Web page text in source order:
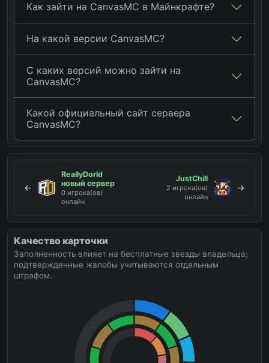
Как зайти на CanvasMC в Майнкрафте?
На какой версии CanvasMC?
С каких версий можно зайти на
CanvasMC?
Какой официальный сайт сервера
CanvasMC?
←
ReallyDorld
новый сервер
0 игрока(ов)
онлайн
JustChill
2 игрока(ов)
онлайн
→
Качество карточки
Заполненность влияет на бесплатные звезды владельца;
подтвержденные жалобы учитываются отдельным
штрафом.